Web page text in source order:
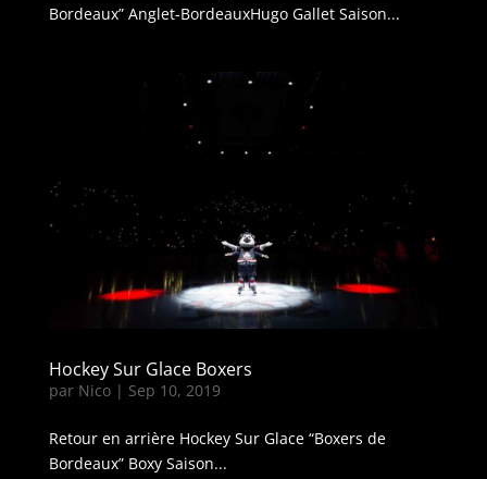
Bordeaux” Anglet-BordeauxHugo Gallet Saison...
Hockey Sur Glace Boxers
par Nico| Sep 10, 2019
Retour en arrière Hockey Sur Glace “Boxers de
Bordeaux” Boxy Saison...